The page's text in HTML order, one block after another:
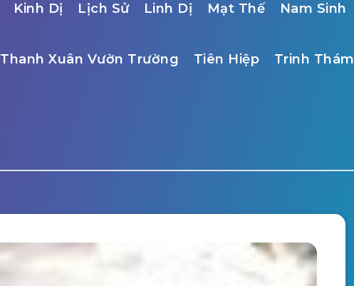
Kinh Dị Lịch Sử Linh Dị Mạt Thế Nam Sinh
Thanh Xuân Vườn Trường Tiên Hiệp Trinh Thám